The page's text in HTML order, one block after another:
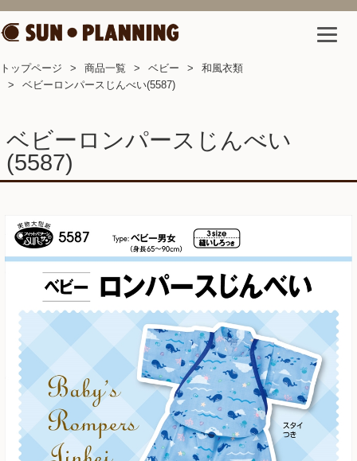
トップページ 商品一覧 ベビー
和風衣類
ベビーロンパースじんべい(5587)
ベビーロンパースじんべい
(5587)